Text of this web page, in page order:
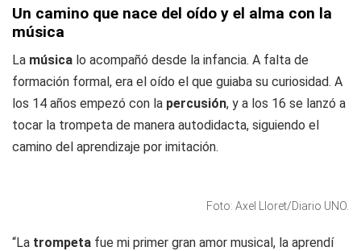
Un camino que nace del oído y el alma con la
música
La música lo acompañó desde la infancia. A falta de
formación formal, era el oído el que guiaba su curiosidad. A
los 14 años empezó con la percusión, y a los 16 se lanzó a
tocar la trompeta de manera autodidacta, siguiendo el
camino del aprendizaje por imitación.
Foto: Axel Lloret/Diario UNO.
“La trompeta fue mi primer gran amor musical, la aprendí